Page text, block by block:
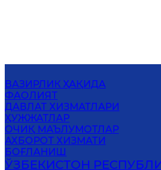
ВАЗИРЛИК ҲАҚИДА
ФАОЛИЯТ
ДАВЛАТ ХИЗМАТЛАРИ
ҲУЖЖАТЛАР
ОЧИҚ МАЪЛУМОТЛАР
АХБОРОТ ХИЗМАТИ
БОҒЛАНИШ
ЎЗБЕКИСТОН